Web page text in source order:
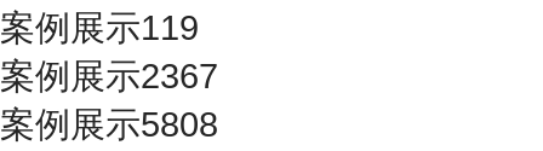
案例展示119
案例展示2367
案例展示5808